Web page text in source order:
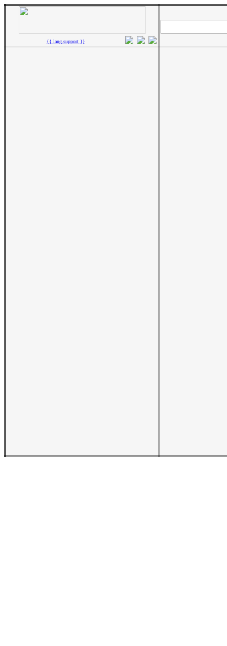
{{ lang.support }}